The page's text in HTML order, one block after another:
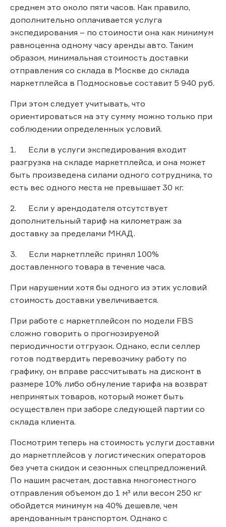
среднем это около пяти часов. Как правило,
дополнительно оплачивается услуга
экспедирования – по стоимости она как минимум
равноценна одному часу аренды авто. Таким
образом, минимальная стоимость доставки
отправления со склада в Москве до склада
маркетплейса в Подмосковье составит 5 940 руб.
При этом следует учитывать, что
ориентироваться на эту сумму можно только при
соблюдении определенных условий.
1. Если в услуги экспедирования входит
разгрузка на складе маркетплейса, и она может
быть произведена силами одного сотрудника, то
есть вес одного места не превышает 30 кг.
2. Если у арендодателя отсутствует
дополнительный тариф на километраж за
доставку за пределами МКАД.
3. Если маркетплейс принял 100%
доставленного товара в течение часа.
При нарушении хотя бы одного из этих условий
стоимость доставки увеличивается.
При работе с маркетплейсом по модели FBS
сложно говорить о прогнозируемой
периодичности отгрузок. Однако, если селлер
готов подтвердить перевозчику работу по
графику, он вправе рассчитывать на дисконт в
размере 10% либо обнуление тарифа на возврат
непринятых товаров, который может быть
осуществлен при заборе следующей партии со
склада клиента.
Посмотрим теперь на стоимость услуги доставки
до маркетплейсов у логистических операторов
без учета скидок и сезонных спецпредложений.
По нашим расчетам, доставка многоместного
отправления объемом до 1 м³ или весом 250 кг
обойдется минимум на 40% дешевле, чем
арендованным транспортом. Однако с